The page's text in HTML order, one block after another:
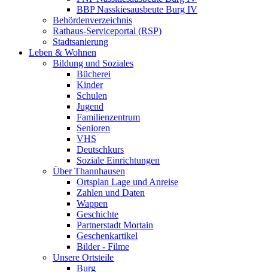
BBP Nasskiesausbeute Burg IV
Behördenverzeichnis
Rathaus-Serviceportal (RSP)
Stadtsanierung
Leben & Wohnen
Bildung und Soziales
Bücherei
Kinder
Schulen
Jugend
Familienzentrum
Senioren
VHS
Deutschkurs
Soziale Einrichtungen
Über Thannhausen
Ortsplan Lage und Anreise
Zahlen und Daten
Wappen
Geschichte
Partnerstadt Mortain
Geschenkartikel
Bilder - Filme
Unsere Ortsteile
Burg